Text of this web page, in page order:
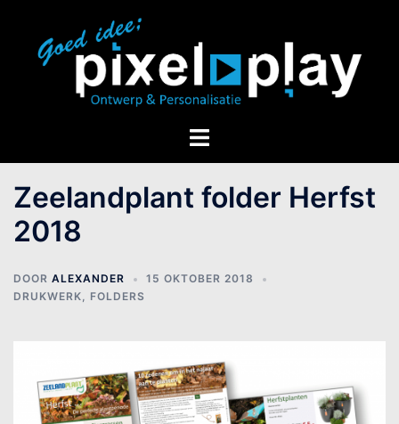
Zeelandplant folder Herfst
2018
DOOR ALEXANDER
15 OKTOBER 2018
DRUKWERK, FOLDERS